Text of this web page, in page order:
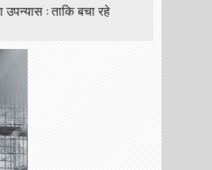
उपन्यास : ताकि बचा रहे